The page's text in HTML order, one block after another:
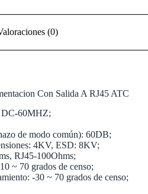
(0)
Con Salida A RJ45 ATC
DC-60MHZ;
de modo común): 60DB;
4KV, ESD: 8KV;
RJ45-100Ohms;
~ 70 grados de censo;
-30 ~ 70 grados de censo;